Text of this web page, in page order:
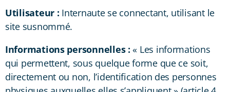
Utilisateur : Internaute se connectant, utilisant le
site susnommé.
Informations personnelles : « Les informations
qui permettent, sous quelque forme que ce soit,
directement ou non, l’identification des personnes